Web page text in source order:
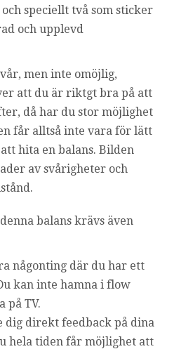
speciellt två som sticker
och upplevd
men inte omöjlig,
att du är riktgt bra på att
då har du stor möjlighet
får alltså inte vara för lätt
hita en balans. Bilden
av svårigheter och
balans krävs även
någonting där du har ett
kan inte hamna i flow
på TV.
dig direkt feedback på dina
hela tiden får möjlighet att